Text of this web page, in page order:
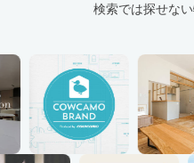
検索では探せな